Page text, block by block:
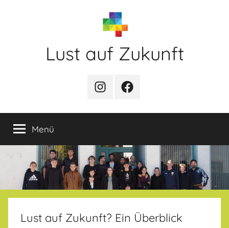
Lust auf Zukunft
PfD-
PfD-
Menü
Lust auf Zukunft? Ein Überblick